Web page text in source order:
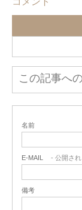
この記事へ
名前
E-MAIL - 公開さ
備考